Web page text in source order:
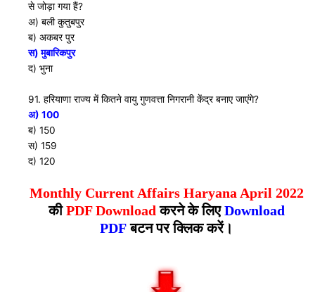
से जोड़ा गया हैं?
अ) बली कुतुबपुर
ब) अकबर पुर
स) मुबारिकपुर
द) भुना
91. हरियाणा राज्य में कितने वायु गुणवत्ता निगरानी केंद्र बनाए जाएंगे?
अ) 100
ब) 150
स) 159
द) 120
Monthly Current Affairs Haryana April 2022
कीPDF Download करने के लिएDownload
PDFबटन पर क्लिक करें।